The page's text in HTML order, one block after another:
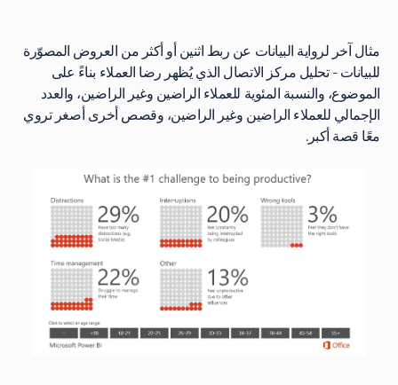
مثال آخر لرواية البيانات عن ربط اثنين أو أكثر من العروض المصوّرة
للبيانات - تحليل مركز الاتصال الذي يُظهر رضا العملاء بناءً على
الموضوع، والنسبة المئوية للعملاء الراضين وغير الراضين، والعدد
الإجمالي للعملاء الراضين وغير الراضين، وقصص أخرى أصغر تروي
معًا قصة أكبر.